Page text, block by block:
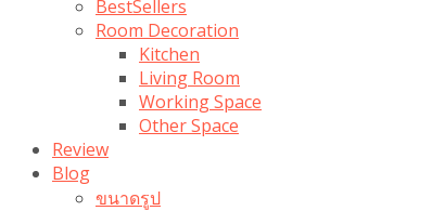
BestSellers
Room Decoration
Kitchen
Living Room
Working Space
Other Space
Review
Blog
ขนาดรูป